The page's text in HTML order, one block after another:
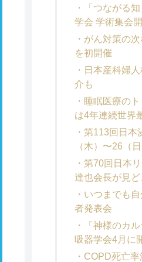
「つながる
学会 学術集会
がん対策の
を初開催
日本産科婦
介も
睡眠医療の
は4年連続世界
第113回日本
（木）〜26（
第70回日本
達也会長が見
いつまでも
者発表会
「神様のカ
吸器学会4月に
COPD死亡